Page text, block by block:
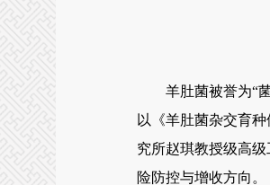
羊肚菌被誉为“菌
以《羊肚菌杂交育
究所赵琪教授级高
险防控与增收方向。